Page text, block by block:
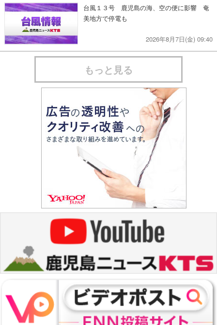
台風１３号 鹿児島の海、空の便に影響 奄
美地方で停電も
2026年8月7日(金) 09:40
もっと見る